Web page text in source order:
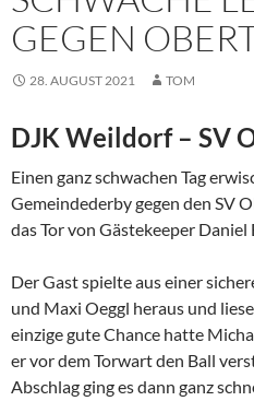
GEGEN
28. AUGUST 2021 TOM
DJK Weildorf – SV
Einen ganz schwachen Tag
Gemeindederby gegen den SV
das Tor von Gästekeeper Daniel
Der Gast spielte aus einer
und Maxi Oeggl heraus und
einzige gute Chance hatte
er vor dem Torwart den Ball
Abschlag ging es dann ganz